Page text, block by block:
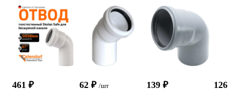
461 ₽ 62 ₽ /шт 139 ₽